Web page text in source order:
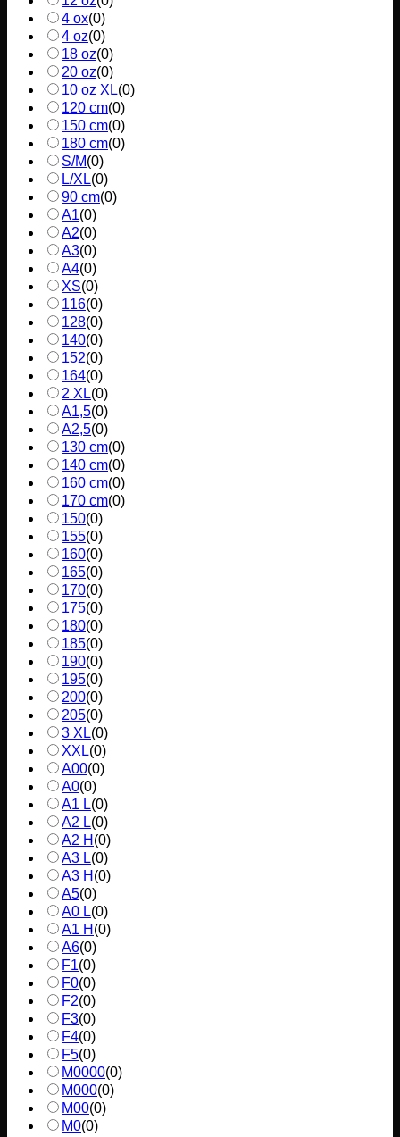
4 ox(0)
4 oz(0)
18 oz(0)
20 oz(0)
10 oz XL(0)
120 cm(0)
150 cm(0)
180 cm(0)
S/M(0)
L/XL(0)
90 cm(0)
A1(0)
A2(0)
A3(0)
A4(0)
XS(0)
116(0)
128(0)
140(0)
152(0)
164(0)
2 XL(0)
A1,5(0)
A2,5(0)
130 cm(0)
140 cm(0)
160 cm(0)
170 cm(0)
150(0)
155(0)
160(0)
165(0)
170(0)
175(0)
180(0)
185(0)
190(0)
195(0)
200(0)
205(0)
3 XL(0)
XXL(0)
A00(0)
A0(0)
A1 L(0)
A2 L(0)
A2 H (0)
A3 L(0)
A3 H (0)
A5(0)
A0 L(0)
A1 H (0)
A6(0)
F1(0)
F0(0)
F2(0)
F3(0)
F4(0)
F5(0)
M0000(0)
M000(0)
M00(0)
M0(0)